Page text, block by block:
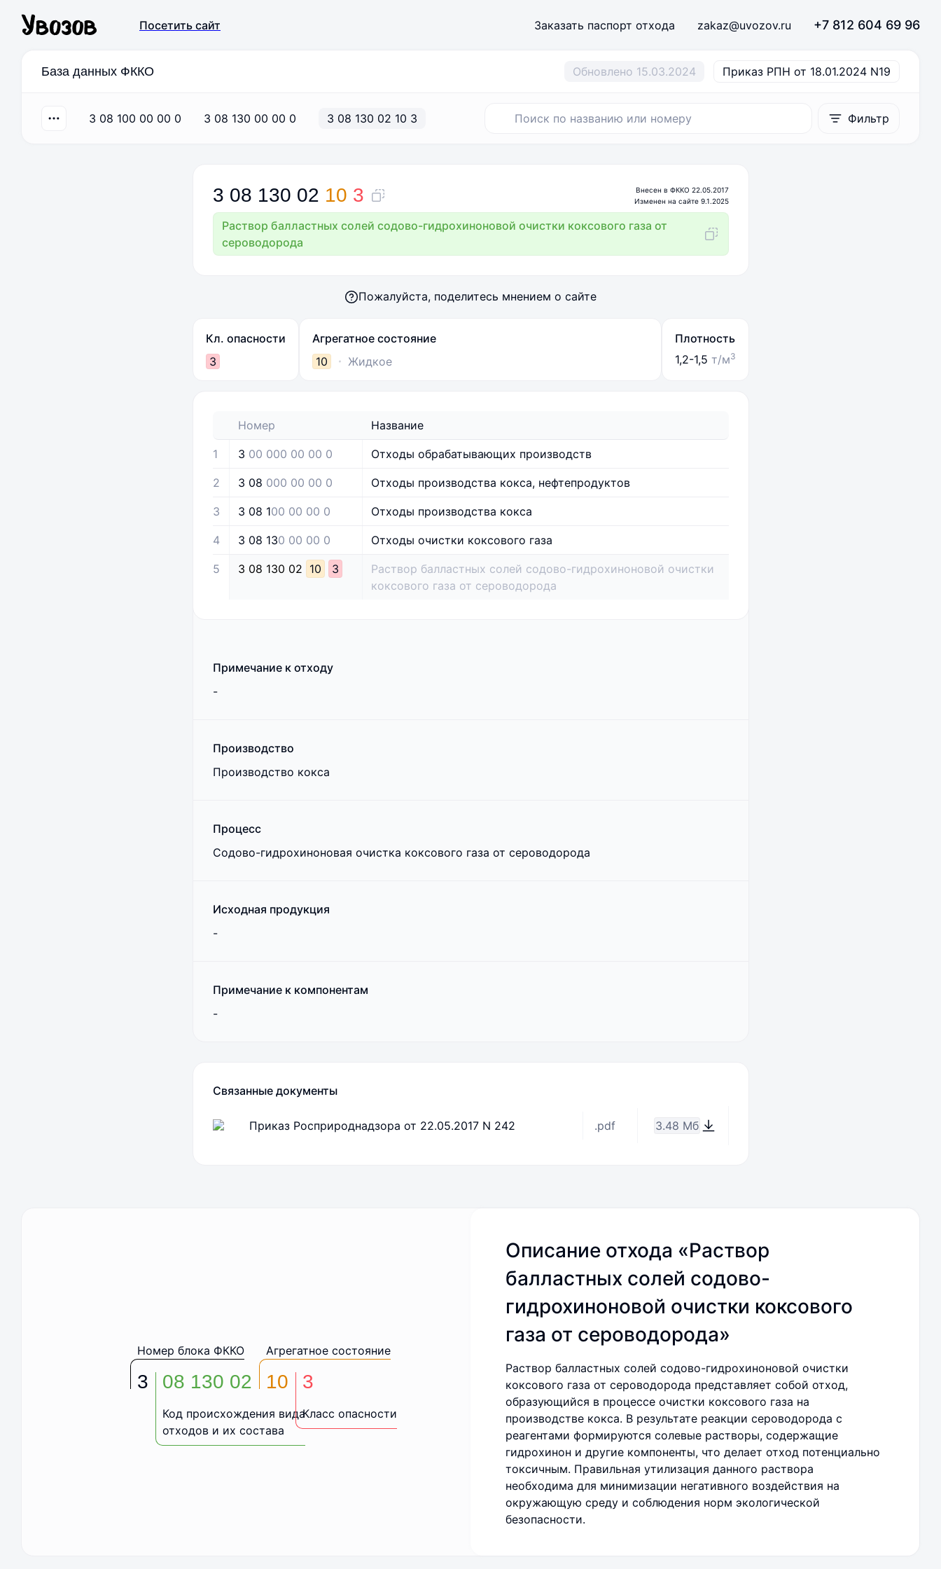
Посетить сайт Заказать паспорт отхода zakaz@uvozov.ru +7 812 604 69 96
База данных ФККО Обновлено 15.03.2024 Приказ РПН от 18.01.2024 N19
3 08 100 00 00 0 3 08 130 00 00 0 3 08 130 02 10 3 Фильтр
3 08 130 02 10 3
Внесен в ФККО 22.05.2017
Изменен на сайте 9.1.2025
Раствор балластных солей содово-гидрохиноновой очистки коксового газа от
сероводорода
Пожалуйста, поделитесь мнением о сайте
Кл. опасности
3
Агрегатное состояние
10
Жидкое
Плотность
1,2-1,5 т/м3
Номер Название
1 3 00 000 00 00 0 Отходы обрабатывающих производств
2 3 08 000 00 00 0 Отходы производства кокса, нефтепродуктов
3 3 08 100 00 00 0 Отходы производства кокса
4 3 08 130 00 00 0 Отходы очистки коксового газа
5 3 08 130 02 10 3
Раствор балластных солей содово-гидрохиноновой очистки
коксового газа от сероводорода
Примечание к отходу
-
Производство
Производство кокса
Процесс
Содово-гидрохиноновая очистка коксового газа от сероводорода
Исходная продукция
-
Примечание к компонентам
-
Связанные документы
Приказ Росприроднадзора от 22.05.2017 N 242 .pdf 3.48 Мб
3
Номер блока ФККО
Код происхождения вида
отходов и их состава
08 130 02
Агрегатное состояние
10
Класс опасности
3
Описание отхода «Раствор
балластных солей содово-
гидрохиноновой очистки коксового
газа от сероводорода»
Раствор балластных солей содово-гидрохиноновой очистки
коксового газа от сероводорода представляет собой отход,
образующийся в процессе очистки коксового газа на
производстве кокса. В результате реакции сероводорода с
реагентами формируются солевые растворы, содержащие
гидрохинон и другие компоненты, что делает отход потенциально
токсичным. Правильная утилизация данного раствора
необходима для минимизации негативного воздействия на
окружающую среду и соблюдения норм экологической
безопасности.